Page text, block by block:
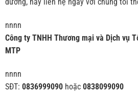
dưỡng, hãy liên hệ ngay với chúng tôi
nnnn
Công ty TNHH Thương mại và Dịch vụ
MTP
nnnn
SĐT: 0836999090hoặc 0838099090